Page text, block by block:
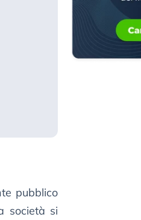
pubblico
società si